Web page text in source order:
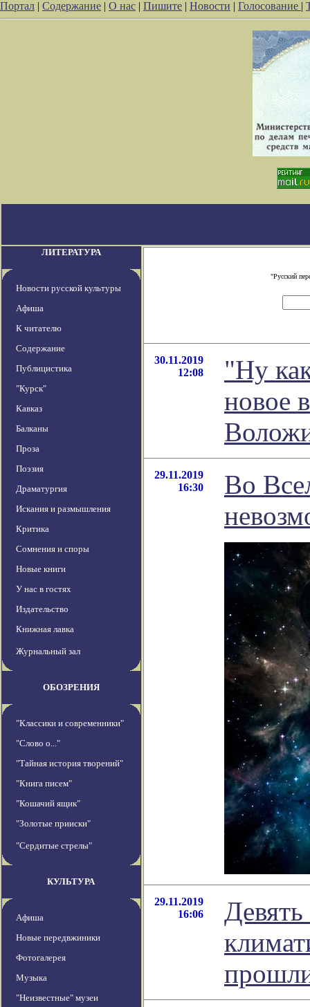
Портал | Содержание | О нас | Пишите | Новости | Голосование |
ЛИТЕРАТУРА
Новости русской культуры
Афиша
К читателю
Содержание
Публицистика
"Курск"
Кавказ
Балканы
Проза
Поэзия
Драматургия
Искания и размышления
Критика
Сомнения и споры
Новые книги
У нас в гостях
Издательство
Книжная лавка
Журнальный зал
ОБОЗРЕНИЯ
"Классики и современники"
"Слово о..."
"Тайная история творений"
"Книга писем"
"Кошачий ящик"
"Золотые прииски"
"Сердитые стрелы"
КУЛЬТУРА
Афиша
Новые передвжиники
Фотогалерея
Музыка
"Неизвестные" музеи
"Русский
30.11.2019
12:08
"Ну
новое
29.11.2019
16:30
Во
29.11.2019
16:06
Девять